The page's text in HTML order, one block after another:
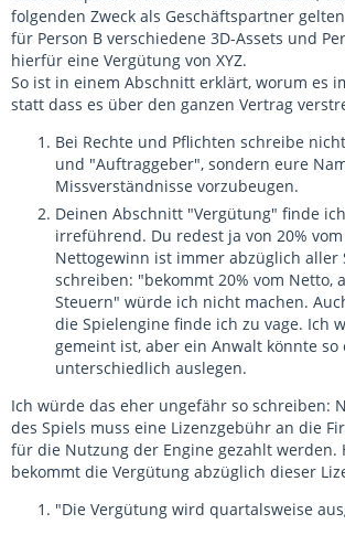
folgenden Zweck als Geschäftspartner
für Person B verschiedene 3D-Assets und
hierfür eine Vergütung von XYZ.
So ist in einem Abschnitt erklärt, worum es
statt dass es über den ganzen Vertrag
Bei Rechte und Pflichten schreibe
und "Auftraggeber", sondern eure
Missverständnisse vorzubeugen.
Deinen Abschnitt "Vergütung" finde
irreführend. Du redest ja von 20%
Nettogewinn ist immer abzüglich aller
schreiben: "bekommt 20% vom Netto,
Steuern" würde ich nicht machen.
die Spielengine finde ich zu vage. Ich
gemeint ist, aber ein Anwalt könnte so
unterschiedlich auslegen.
Ich würde das eher ungefähr so schreiben:
des Spiels muss eine Lizenzgebühr an die
für die Nutzung der Engine gezahlt werden.
bekommt die Vergütung abzüglich dieser
"Die Vergütung wird quartalsweise